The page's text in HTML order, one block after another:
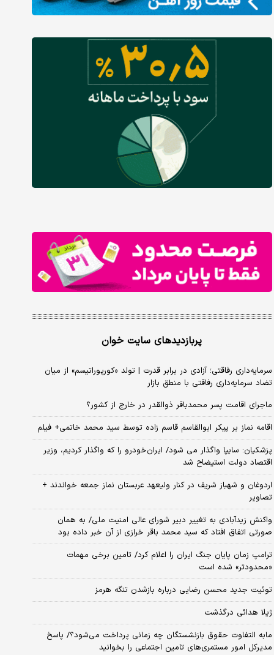
پربازدیدهای سایت خوان
سرمایه‌داری رفاقتی؛ آزادی در برابر قدرت | تولد «کورپوراتیسم» از میان
تضاد سرمایه‌داری رفاقتی با منطق بازار
ماجرای اقامت پسر محمدباقر ذوالقدر در خارج از کشور؟
اقامه نماز بر پیکر ابوالقاسم قاسم زاده توسط سید محمد خاتمی+ فیلم
پزشکیان: سایپا واگذار می شود/ ایران‌خودرو را که واگذار کردیم، وزیر
اقتصاد دولت استیضاح شد
اردوغان و شهباز شریف در کنار ولیعهد عربستان نماز جمعه خواندند +
تصاویر
واکنش زیدآبادی به تغییر دبیر شورای عالی امنیت ملی/ به همان
صورتی اتفاق افتاد که سید محمد باقر خرازی از آن خبر داده بود
ترامپ زمان پایان جنگ ایران را اعلام کرد/ تامین برخی مهمات
«محدودتر» شده است
توئیت جدید محسن رضایی درباره بازشدن تنگه هرمز
ژیلا هدائی درگذشت
مابه التفاوت حقوق بازنشستگان چه زمانی پرداخت می‌شود؟/ پاسخ
مدیرکل امور مستمری‌های تامین اجتماعی را بخوانید